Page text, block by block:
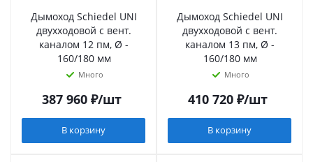
Дымоход Schiedel UNI
двухходовой с вент.
каналом 12 пм, Ø -
160/180 мм
Много
387 960₽/шт
В корзину
Дымоход Schiedel UNI
двухходовой с вент.
каналом 13 пм, Ø -
160/180 мм
Много
410 720₽/шт
В корзину